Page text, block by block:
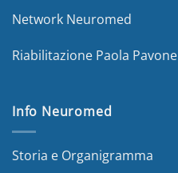
Network Neuromed
Riabilitazione Paola Pavone
Info Neuromed
Storia e Organigramma